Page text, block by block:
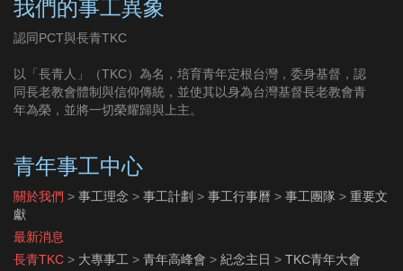
我們的事工異象
認同PCT與長青TKC
以「長青人」（TKC）為名，培育青年定根台灣，委身基督，認
同長老教會體制與信仰傳統，並使其以身為台灣基督長老教會青
年為榮，並將一切榮耀歸與上主。
青年事工中心
關於我們 > 事工理念 > 事工計劃 > 事工行事曆 > 事工團隊 > 重要文
獻
最新消息
長青TKC > 大專事工 > 青年高峰會 > 紀念主日 > TKC青年大會